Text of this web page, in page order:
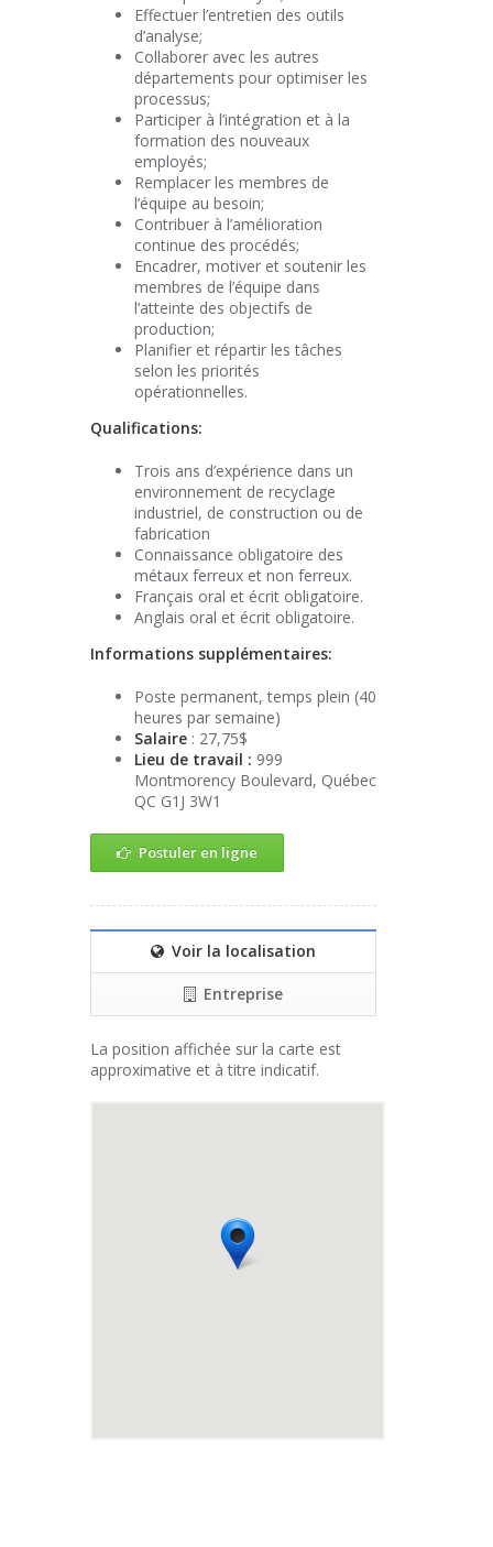
Effectuer l’entretien des outils
d’analyse;
Collaborer avec les autres
départements pour optimiser les
processus;
Participer à l’intégration et à la
formation des nouveaux
employés;
Remplacer les membres de
l’équipe au besoin;
Contribuer à l’amélioration
continue des procédés;
Encadrer, motiver et soutenir les
membres de l’équipe dans
l’atteinte des objectifs de
production;
Planifier et répartir les tâches
selon les priorités
opérationnelles.
Qualifications:
Trois ans d’expérience dans un
environnement de recyclage
industriel, de construction ou de
fabrication
Connaissance obligatoire des
métaux ferreux et non ferreux.
Français oral et écrit obligatoire.
Anglais oral et écrit obligatoire.
Informations supplémentaires:
Poste permanent, temps plein (40
heures par semaine)
Salaire : 27,75$
Lieu de travail : 999
Montmorency Boulevard, Québec
QC G1J 3W1
Postuler en ligne
Voir la localisation
Entreprise
La position affichée sur la carte est
approximative et à titre indicatif.